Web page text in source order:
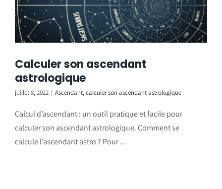
Calculer son ascendant
astrologique
juillet 8, 2022 | Ascendant,calculer son ascendant astrologique
Calcul d’ascendant : un outil pratique et facile pour
calculer son ascendant astrologique. Comment se
calcule l’ascendant astro ? Pour ...